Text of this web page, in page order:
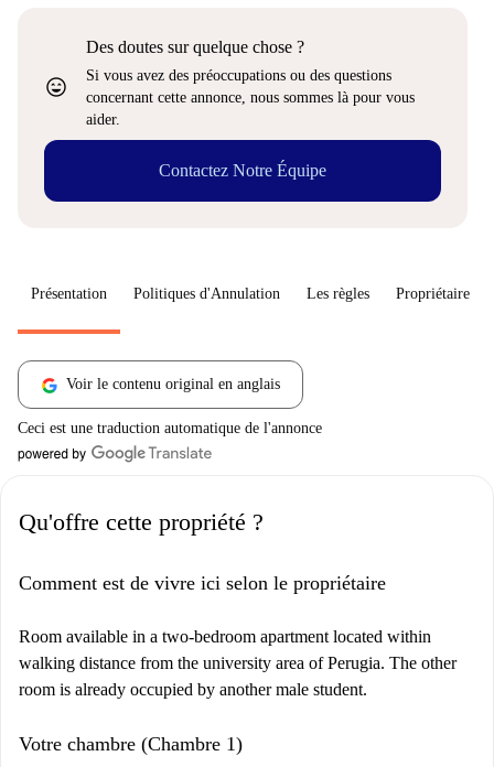
sentiment_very_satisfied
Des doutes sur quelque chose ?
Si vous avez des préoccupations ou des questions
concernant cette annonce, nous sommes là pour vous
aider.
Contactez Notre Équipe
Présentation Politiques d'Annulation Les règles Propriétaire
Voir le contenu original en anglais
Ceci est une traduction automatique de l'annonce
Qu'offre cette propriété ?
Comment est de vivre ici selon le propriétaire
Room available in a two-bedroom apartment located within
walking distance from the university area of Perugia. The other
room is already occupied by another male student.
Votre chambre (Chambre 1)